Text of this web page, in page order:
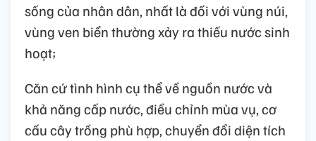
sống của nhân dân, nhất là đối với vùng núi,
vùng ven biển thường xảy ra thiếu nước sinh
hoạt;
Căn cứ tình hình cụ thể về nguồn nước và
khả năng cấp nước, điều chỉnh mùa vụ, cơ
cấu cây trồng phù hợp, chuyển đổi diện tích